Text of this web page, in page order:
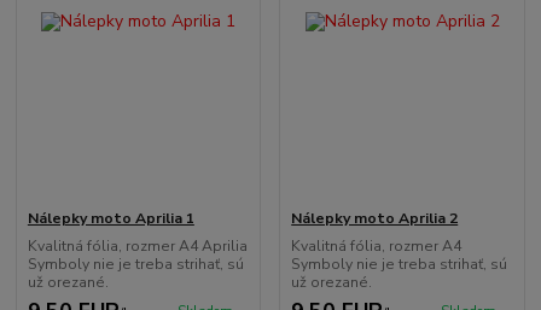
Nálepky moto Aprilia 1
Kvalitná fólia, rozmer A4 Aprilia
Symboly nie je treba strihať, sú
už orezané.
Nálepky moto Aprilia 2
Kvalitná fólia, rozmer A4
Symboly nie je treba strihať, sú
už orezané.